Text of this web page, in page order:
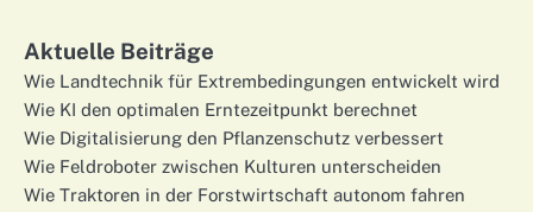
Aktuelle Beiträge
Wie Landtechnik für Extrembedingungen entwickelt wird
Wie KI den optimalen Erntezeitpunkt berechnet
Wie Digitalisierung den Pflanzenschutz verbessert
Wie Feldroboter zwischen Kulturen unterscheiden
Wie Traktoren in der Forstwirtschaft autonom fahren